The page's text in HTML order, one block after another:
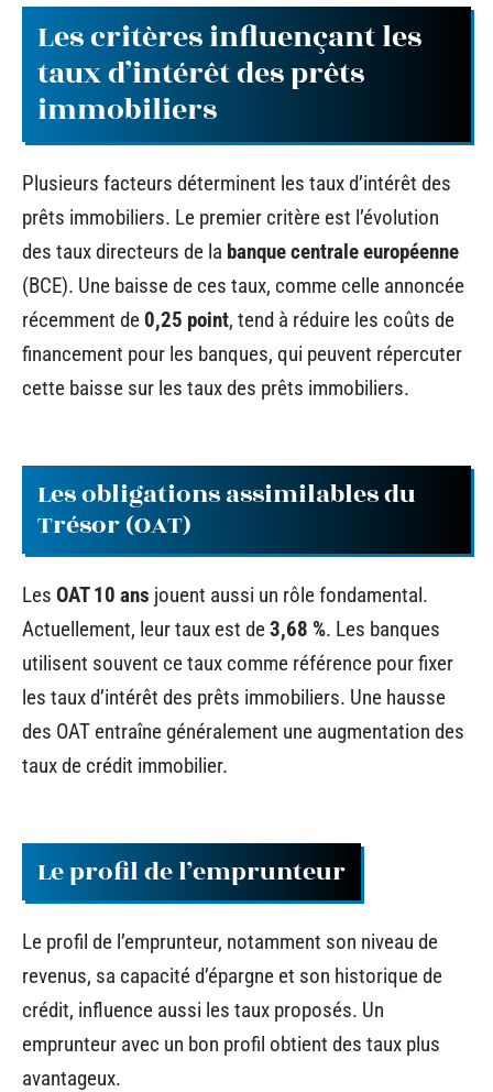
Les critères influençant les
taux d’intérêt des prêts
immobiliers
Plusieurs facteurs déterminent les taux d’intérêt des
prêts immobiliers. Le premier critère est l’évolution
des taux directeurs de la banque centrale européenne
(BCE). Une baisse de ces taux, comme celle annoncée
récemment de0,25 point, tend à réduire les coûts de
financement pour les banques, qui peuvent répercuter
cette baisse sur les taux des prêts immobiliers.
Les obligations assimilables du
Trésor (OAT)
Les OAT 10 ans jouent aussi un rôle fondamental.
Actuellement, leur taux est de3,68 %. Les banques
utilisent souvent ce taux comme référence pour fixer
les taux d’intérêt des prêts immobiliers. Une hausse
des OAT entraîne généralement une augmentation des
taux de crédit immobilier.
Le profil de l’emprunteur
Le profil de l’emprunteur, notamment son niveau de
revenus, sa capacité d’épargne et son historique de
crédit, influence aussi les taux proposés. Un
emprunteur avec un bon profil obtient des taux plus
avantageux.